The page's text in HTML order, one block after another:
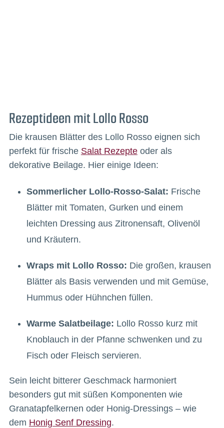
Rezeptideen mit Lollo Rosso
Die krausen Blätter des Lollo Rosso eignen sich
perfekt für frische Salat Rezepteoder als
dekorative Beilage. Hier einige Ideen:
Sommerlicher Lollo-Rosso-Salat: Frische
Blätter mit Tomaten, Gurken und einem
leichten Dressing aus Zitronensaft, Olivenöl
und Kräutern.
Wraps mit Lollo Rosso: Die großen, krausen
Blätter als Basis verwenden und mit Gemüse,
Hummus oder Hühnchen füllen.
Warme Salatbeilage: Lollo Rosso kurz mit
Knoblauch in der Pfanne schwenken und zu
Fisch oder Fleisch servieren.
Sein leicht bitterer Geschmack harmoniert
besonders gut mit süßen Komponenten wie
Granatapfelkernen oder Honig-Dressings – wie
dem Honig Senf Dressing.